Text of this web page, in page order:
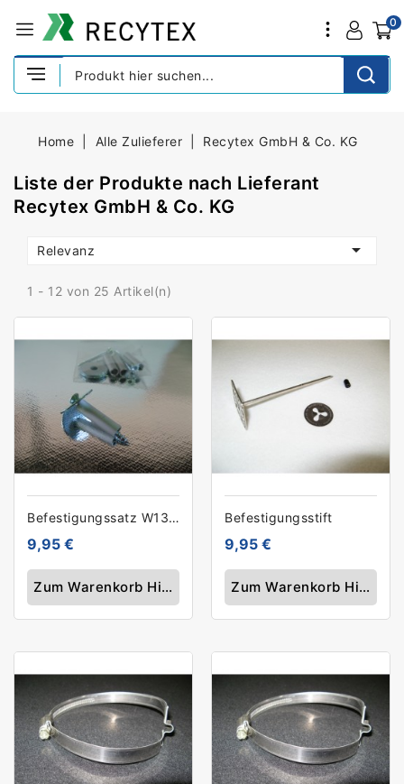
0
Home Alle Zulieferer Recytex GmbH & Co. KG
Liste der Produkte nach Lieferant
Recytex GmbH & Co. KG
Relevanz 
1 - 12 von 25 Artikel(n)
Befestigungssatz W1300
9,95 €
Zum Warenkorb Hinzufügen
Befestigungsstift
9,95 €
Zum Warenkorb